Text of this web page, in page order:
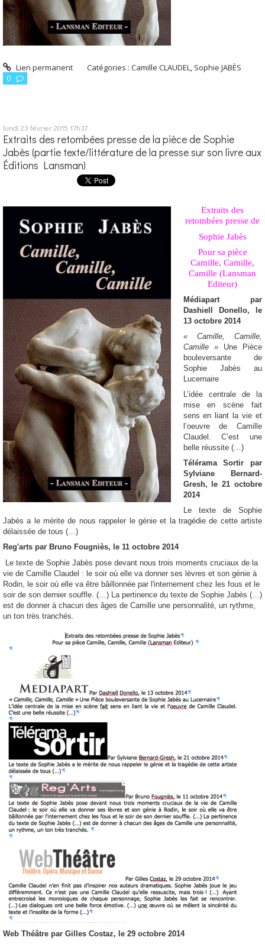
Lien permanent Catégories :Camille CLAUDEL, Sophie JABÈS
0
lundi 23 février 2015 17h37
Extraits des retombées presse de la pièce de Sophie
Jabès (partie texte/littérature de la presse sur son livre aux
Éditions Lansman)
Extraits des
retombées presse de
Sophie Jabès
Pour sa pièce
Camille, Camille,
Camille (Lansman
Editeur)
Médiapart par
Dashiell Donello, le
13 octobre 2014
« Camille, Camille,
Camille »Une Pièce
bouleversante de
Sophie Jabès au
Lucernaire
L’idée centrale de la
mise en scène fait
sens en liant la vie et
l’oeuvre de Camille
Claudel. C’est une
belle réussite (…)
Télérama Sortir par
Sylviane Bernard-
Gresh, le 21 octobre
2014
Le texte de Sophie
Jabès a le mérite de nous rappeler le génie et la tragédie de cette artiste
délaissée de tous (…)
Reg'arts par Bruno Fougniès, le 11 octobre 2014
Le texte de Sophie Jabès pose devant nous trois moments cruciaux de la
vie de Camille Claudel : le soir où elle va donner ses lèvres et son génie à
Rodin, le soir où elle va être bâillonnée par l'internement chez les fous et le
soir de son dernier souffle. (…) La pertinence du texte de Sophie Jabès (…)
est de donner à chacun des âges de Camille une personnalité, un rythme,
un ton très tranchés.
Web Théâtre par Gilles Costaz, le 29 octobre 2014